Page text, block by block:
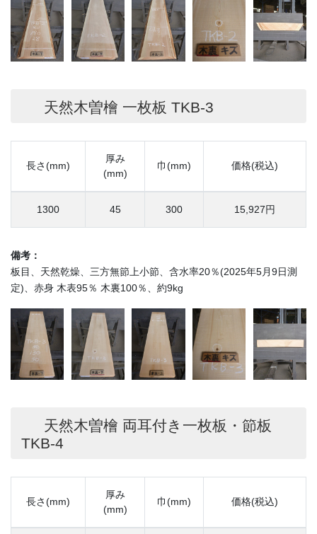
天然木曽檜 一枚板 TKB-3
長さ(mm)
厚み
(mm)
巾(mm) 価格(税込)
1300 45 300 15,927円
備考：
板目、天然乾燥、三方無節上小節、含水率20％(2025年5月9日測
定)、赤身 木表95％ 木裏100％、約9kg
天然木曽檜 両耳付き一枚板・節板
TKB-4
長さ(mm)
厚み
(mm)
巾(mm) 価格(税込)